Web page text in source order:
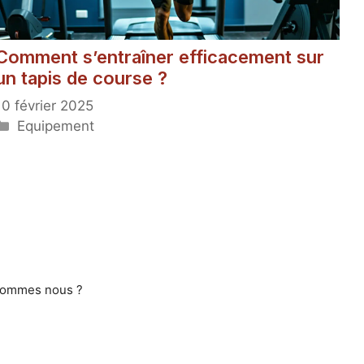
s’entraîner efficacement sur
tapis de course ?
février 2025
Catégories
Equipement
nous ?